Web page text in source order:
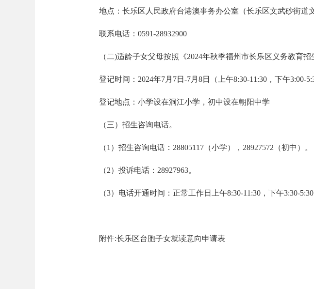
地点：长乐区人民政府台港澳事务办公室（长乐区文武砂街道
联系电话：0591-28932900
（二)适龄子女父母按照《2024年秋季福州市长乐区义务教育
登记时间：2024年7月7日-7月8日（上午8:30-11:30，下午3:00-
登记地点：小学设在洞江小学，初中设在朝阳中学
（三）招生咨询电话。
（1）招生咨询电话：28805117（小学），28927572（初中）。
（2）投诉电话：28927963。
（3）电话开通时间：正常工作日上午8:30-11:30，下午3:30-5:30
附件:长乐区台胞子女就读意向申请表